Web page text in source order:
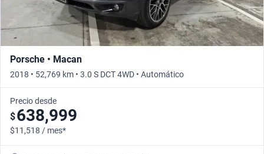
Porsche • Macan
2018 • 52,769 km • 3.0 S DCT 4WD • Automático
Precio desde
$638,999
$11,518 / mes*